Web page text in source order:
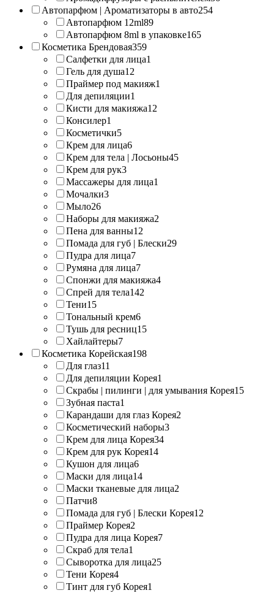
Автопарфюм | Ароматизаторы в авто254
Автопарфюм 12ml89
Автопарфюм 8ml в упаковке165
Косметика Брендовая359
Салфетки для лица1
Гель для душа12
Праймер под макияж1
Для депиляции1
Кисти для макияжа12
Консилер1
Косметички5
Крем для лица6
Крем для тела | Лосьоны45
Крем для рук3
Массажеры для лица1
Мочалки3
Мыло26
Наборы для макияжа2
Пена для ванны12
Помада для губ | Блески29
Пудра для лица7
Румяна для лица7
Спонжи для макияжа4
Спрей для тела142
Тени15
Тональный крем6
Тушь для ресниц15
Хайлайтеры7
Косметика Корейская198
Для глаз11
Для депиляции Корея1
Скрабы | пилинги | для умывания Корея15
Зубная паста1
Карандаши для глаз Корея2
Косметический наборы3
Крем для лица Корея34
Крем для рук Корея14
Кушон для лица6
Маски для лица14
Маски тканевые для лица2
Патчи8
Помада для губ | Блески Корея12
Праймер Корея2
Пудра для лица Корея7
Скраб для тела1
Сыворотка для лица25
Тени Корея4
Тинт для губ Корея1